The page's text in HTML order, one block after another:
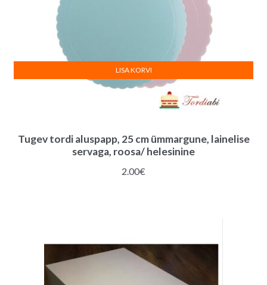
Tugev tordi aluspapp, 25 cm ümmargune, lainelise
servaga, roosa/ helesinine
2.00€
LISA KORVI